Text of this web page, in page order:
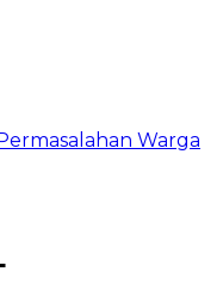
Warga